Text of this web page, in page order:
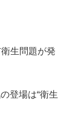
生問題が発
登場は“衛生